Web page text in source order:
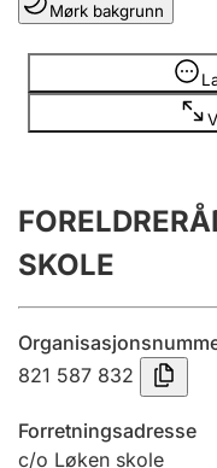
Lag og forening
Registrere, endre,
Årsregnskap
Innsending og
Tinglysing
Jeger
Mørk bakgrunn
Opplysninger er skjult
SKOLE
821 587 832
Forretningsadresse
c/o Løken skole